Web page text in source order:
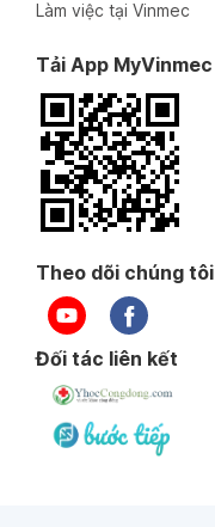
Làm việc tại Vinmec
Tải App MyVinmec
Theo dõi chúng tôi
Đối tác liên kết